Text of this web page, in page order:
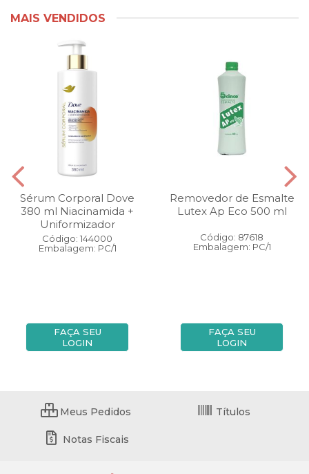
MAIS VENDIDOS
Sérum Corporal Dove
380 ml Niacinamida +
Uniformizador
Código: 144000
Embalagem: PC/1
FAÇA SEU
LOGIN
Removedor de Esmalte
Lutex Ap Eco 500 ml
Código: 87618
Embalagem: PC/1
FAÇA SEU
LOGIN
Meus Pedidos Títulos
Notas Fiscais